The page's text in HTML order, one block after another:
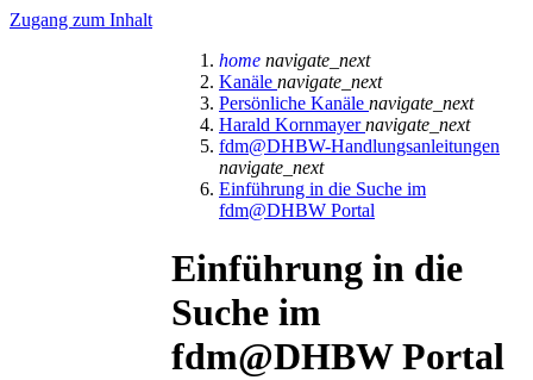
Zugang zum Inhalt
home navigate_next
Kanäle navigate_next
Persönliche Kanäle navigate_next
Harald Kornmayernavigate_next
fdm@DHBW-Handlungsanleitungen
navigate_next
Einführung in die Suche im
fdm@DHBW Portal
Einführung in die
Suche im
fdm@DHBW Portal